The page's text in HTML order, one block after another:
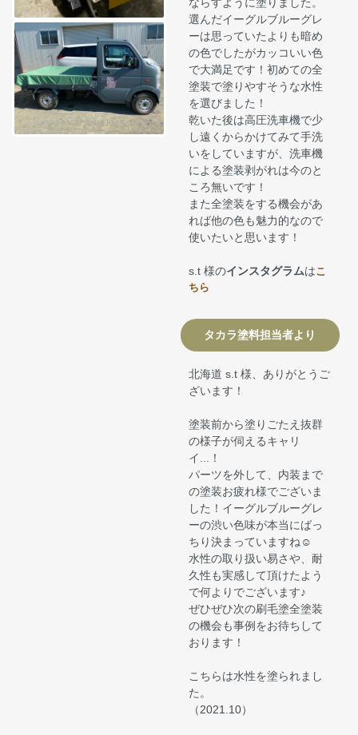
選んだイーグルブルーグレ
ーは思っていたよりも暗め
の色でしたがカッコいい色
で大満足です！初めての全
塗装で塗りやすそうな水性
を選びました！
乾いた後は高圧洗車機で少
し遠くからかけてみて手洗
いをしていますが、洗車機
による塗装剥がれは今のと
ころ無いです！
また全塗装をする機会があ
れば他の色も魅力的なので
使いたいと思います！
s.t 様のインスタグラムはこ
ちら
タカラ塗料担当者より
北海道 s.t 様、ありがとうご
ざいます！
塗装前から塗りごたえ抜群
の様子が伺えるキャリ
イ...！
パーツを外して、内装まで
の塗装お疲れ様でございま
した！イーグルブルーグレ
ーの渋い色味が本当にばっ
ちり決まっていますね☺
水性の取り扱い易さや、耐
久性も実感して頂けたよう
で何よりでございます♪
ぜひぜひ次の刷毛塗全塗装
の機会も事例をお待ちして
おります！
こちらは水性を塗られまし
た。
（2021.10）